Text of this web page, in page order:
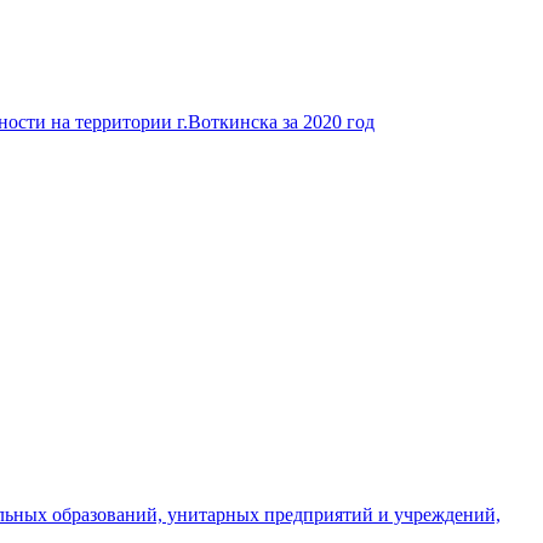
на территории г.Воткинска за 2020 год
образований, унитарных предприятий и учреждений,